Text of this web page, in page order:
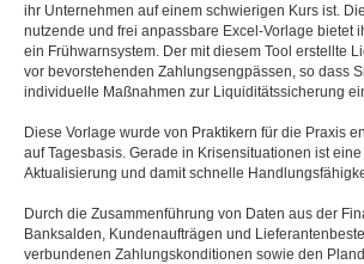
ihr Unternehmen auf einem schwierigen Kurs ist.
nutzende und frei anpassbare Excel-Vorlage bietet
ein Frühwarnsystem. Der mit diesem Tool erstellte
vor bevorstehenden Zahlungsengpässen, so dass
individuelle Maßnahmen zur Liquiditätssicherung
Diese Vorlage wurde von Praktikern für die Praxis
auf Tagesbasis. Gerade in Krisensituationen ist
Aktualisierung und damit schnelle
Durch die Zusammenführung von Daten aus der
Banksalden, Kundenaufträgen und
verbundenen Zahlungskonditionen sowie den